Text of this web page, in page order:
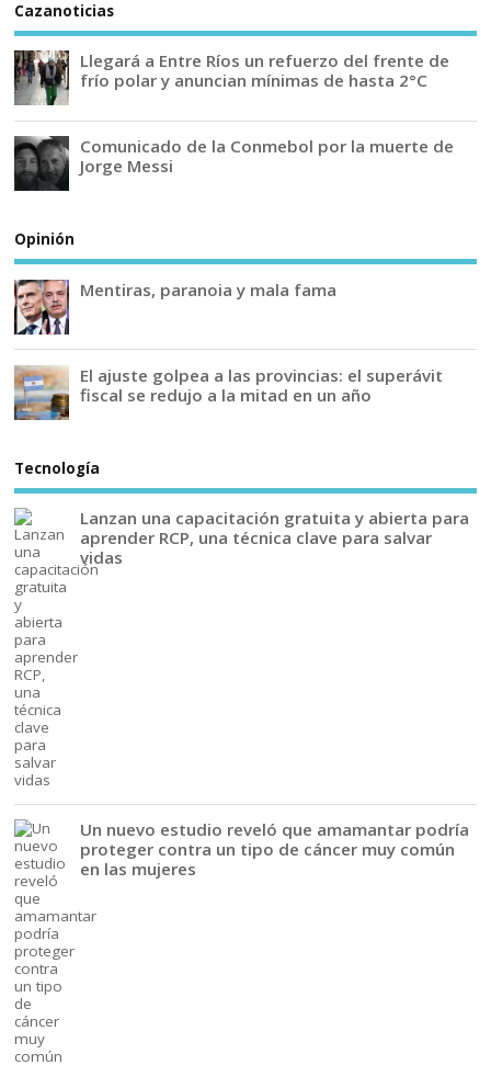
Cazanoticias
Llegará a Entre Ríos un refuerzo del frente de
frío polar y anuncian mínimas de hasta 2°C
Comunicado de la Conmebol por la muerte de
Jorge Messi
Opinión
Mentiras, paranoia y mala fama
El ajuste golpea a las provincias: el superávit
fiscal se redujo a la mitad en un año
Tecnología
Lanzan una capacitación gratuita y abierta para
aprender RCP, una técnica clave para salvar
vidas
Un nuevo estudio reveló que amamantar podría
proteger contra un tipo de cáncer muy común
en las mujeres